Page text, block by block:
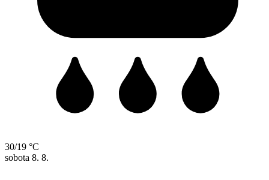
30/19 °C
sobota 8. 8.